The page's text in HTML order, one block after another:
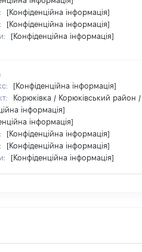
[Конфіденційна інформація]
[Конфіденційна інформація]
[Конфіденційна інформація]
[Конфіденційна інформація]
Корюківка / Корюківський район /
інформація]
інформація]
[Конфіденційна інформація]
[Конфіденційна інформація]
[Конфіденційна інформація]